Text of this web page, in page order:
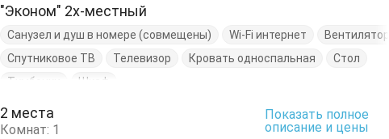
"Эконом" 2х-местный
Санузел и душ в номере (совмещены) Wi-Fi интернет
Вентилятор
Спутниковое ТВ
Телевизор Кровать односпальная
Стол
Тумбочки
Шкаф
2 места
Комнат: 1
Показать полное
описание и цены